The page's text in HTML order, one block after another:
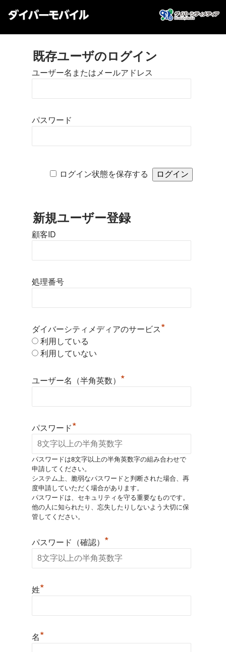
既存ユーザのログイン
ユーザー名またはメールアドレス
パスワード
ログイン状態を保存する
新規ユーザー登録
顧客ID
処理番号
ダイバーシティメディアのサービス*
利用している
利用していない
ユーザー名（半角英数） *
パスワード*
パスワードは8文字以上の半角英数字の組み合わせで
申請してください。
システム上、脆弱なパスワードと判断された場合、再
度申請していただく場合があります。
パスワードは、セキュリティを守る重要なものです。
他の人に知られたり、忘失したりしないよう大切に保
管してください。
パスワード（確認） *
姓*
名*